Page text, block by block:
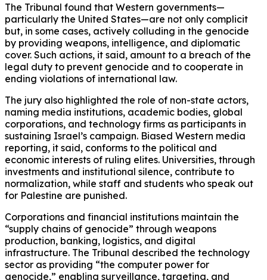
The Tribunal found that Western governments—
particularly the United States—are not only complicit
but, in some cases, actively colluding in the genocide
by providing weapons, intelligence, and diplomatic
cover. Such actions, it said, amount to a breach of the
legal duty to prevent genocide and to cooperate in
ending violations of international law.
The jury also highlighted the role of non-state actors,
naming media institutions, academic bodies, global
corporations, and technology firms as participants in
sustaining Israel’s campaign. Biased Western media
reporting, it said, conforms to the political and
economic interests of ruling elites. Universities, through
investments and institutional silence, contribute to
normalization, while staff and students who speak out
for Palestine are punished.
Corporations and financial institutions maintain the
“supply chains of genocide” through weapons
production, banking, logistics, and digital
infrastructure. The Tribunal described the technology
sector as providing “the computer power for
genocide,” enabling surveillance, targeting, and